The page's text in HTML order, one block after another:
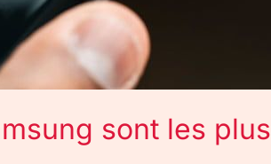
sont les plus